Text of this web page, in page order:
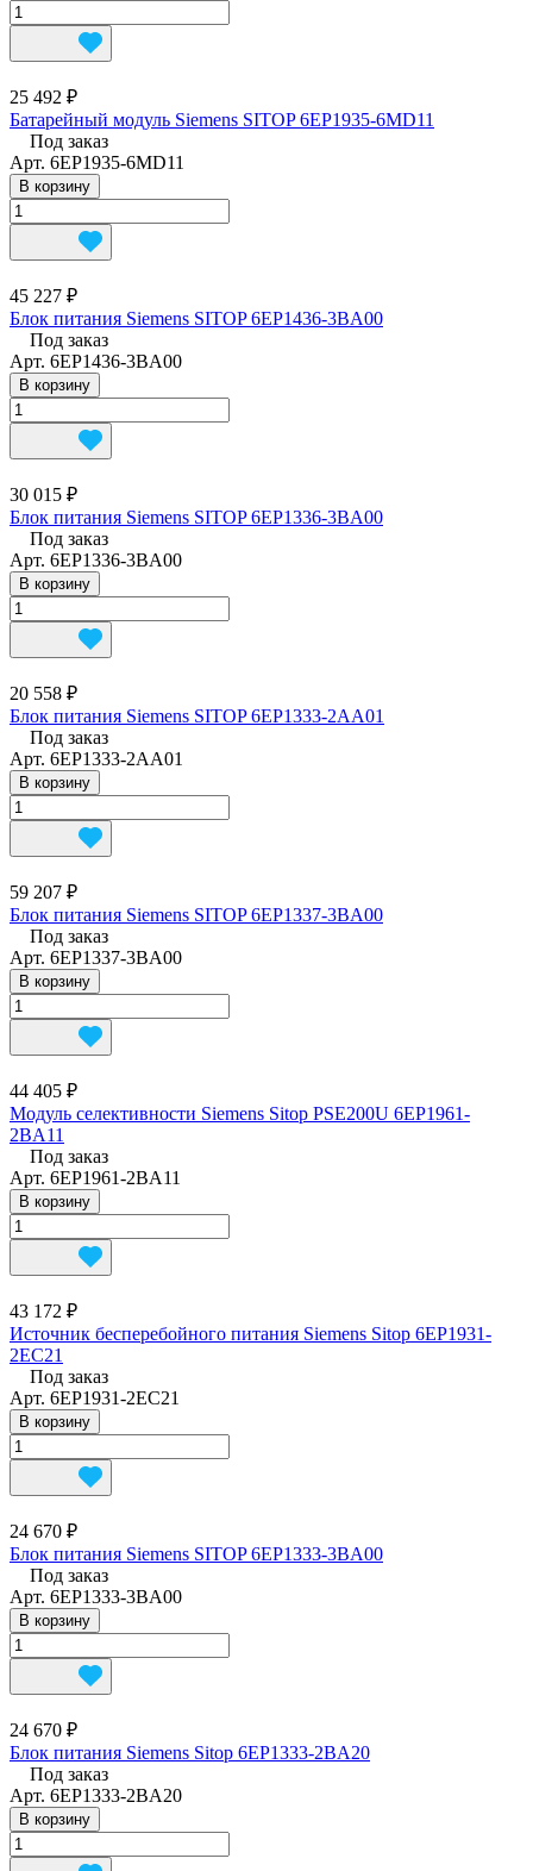
25 492 ₽
Батарейный модуль Siemens SITOP 6EP1935-6MD11
Под заказ
Арт. 6EP1935-6MD11
В корзину
45 227 ₽
Блок питания Siemens SITOP 6EP1436-3BA00
Под заказ
Арт. 6EP1436-3BA00
В корзину
30 015 ₽
Блок питания Siemens SITOP 6EP1336-3BA00
Под заказ
Арт. 6EP1336-3BA00
В корзину
20 558 ₽
Блок питания Siemens SITOP 6EP1333-2AA01
Под заказ
Арт. 6EP1333-2AA01
В корзину
59 207 ₽
Блок питания Siemens SITOP 6EP1337-3BA00
Под заказ
Арт. 6EP1337-3BA00
В корзину
44 405 ₽
Модуль селективности Siemens Sitop PSE200U 6EP1961-
2BA11
Под заказ
Арт. 6EP1961-2BA11
В корзину
43 172 ₽
Источник бесперебойного питания Siemens Sitop 6EP1931-
2EC21
Под заказ
Арт. 6EP1931-2EC21
В корзину
24 670 ₽
Блок питания Siemens SITOP 6EP1333-3BA00
Под заказ
Арт. 6EP1333-3BA00
В корзину
24 670 ₽
Блок питания Siemens Sitop 6EP1333-2BA20
Под заказ
Арт. 6EP1333-2BA20
В корзину